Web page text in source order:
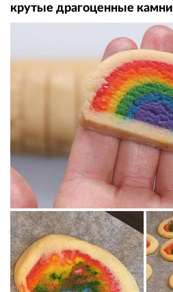
крутые драгоценные камни